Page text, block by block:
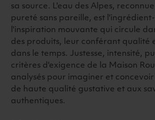
sa source. L'eau des Alpes,
pureté sans pareille, est
l'inspiration mouvante qui circule
des produits, leur conférant qualité
dans le temps. Justesse, intensité,
critères d'exigence de la Maison
analysés pour imaginer et
de haute qualité gustative et aux
authentiques.